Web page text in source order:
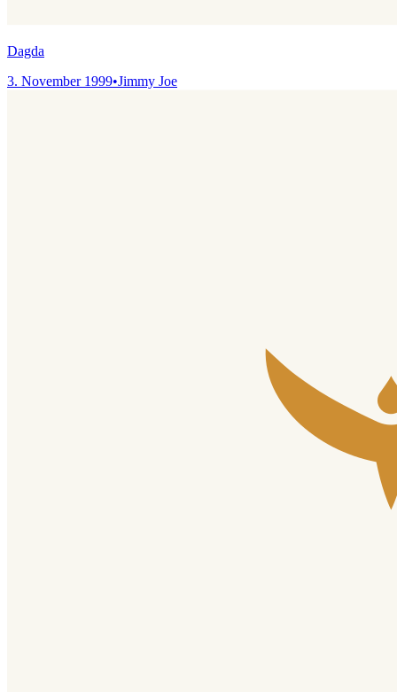
Dagda
3. November 1999•Jimmy Joe